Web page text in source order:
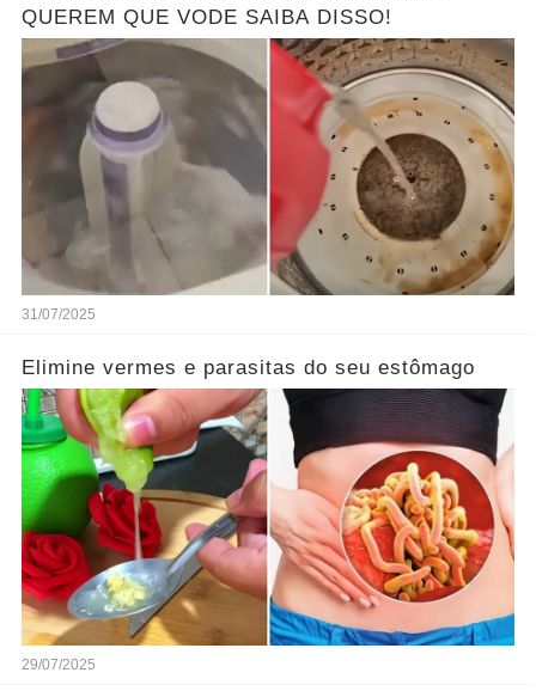
QUEREM QUE VODE SAIBA DISSO!
31/07/2025
Elimine vermes e parasitas do seu estômago
29/07/2025